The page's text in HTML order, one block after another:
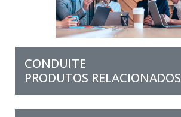
CONDUITE
PRODUTOS RELACIONADOS